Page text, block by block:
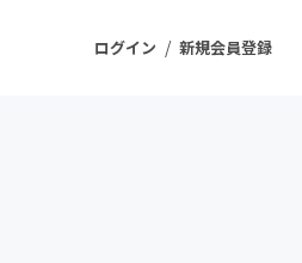
ログイン / 新規会員登録